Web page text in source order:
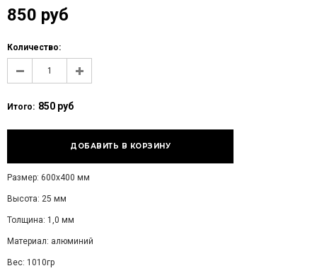
850 руб
Количество:
Итого: 850 руб
Размер: 600х400 мм
Высота: 25 мм
Толщина: 1,0 мм
Материал: алюминий
Вес: 1010гр